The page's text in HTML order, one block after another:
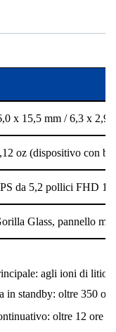
x 15,5 mm / 6,3 x
oz (dispositivo con
da 5,2 pollici FHD
Glass, pannello
agli ioni di litio,
in standby: oltre 350 ore
oltre 12 ore